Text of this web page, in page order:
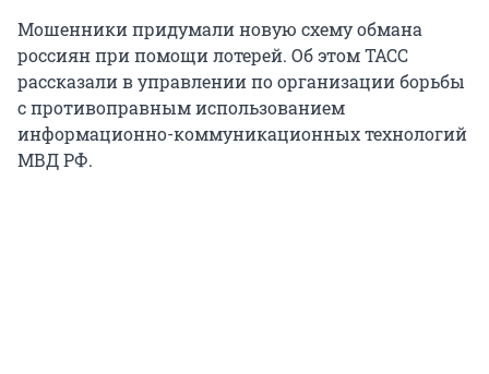
Мошенники придумали новую схему обмана
россиян при помощи лотерей. Об этом ТАСС
рассказали в управлении по организации борьбы
с противоправным использованием
информационно-коммуникационных технологий
МВД РФ.